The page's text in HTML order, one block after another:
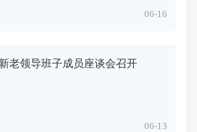
06-16
老领导班子成员座谈会召开
06-13